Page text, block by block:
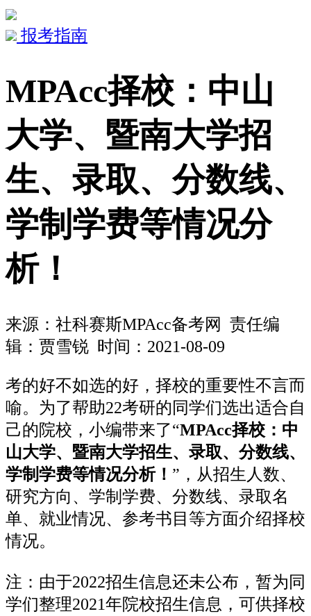
报考指南
MPAcc择校：中山
大学、暨南大学招
生、录取、分数线、
学制学费等情况分
析！
来源： 社科赛斯MPAcc备考网
责任编
辑：贾雪锐 时间：2021-08-09
考的好不如选的好，择校的重要性不言而
喻。为了帮助22考研的同学们选出适合自
己的院校，小编带来了“MPAcc择校：中
山大学、暨南大学招生、录取、分数线、
学制学费等情况分析！ ”，从招生人数、
研究方向、学制学费、分数线、录取名
单、就业情况、参考书目等方面介绍择校
情况。
注：由于2022招生信息还未公布，暂为同
学们整理2021年院校招生信息，可供择校